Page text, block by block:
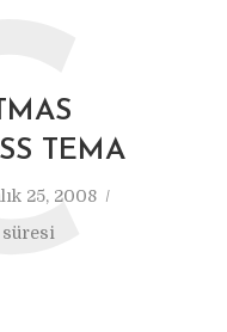
TEMA
25, 2008
süresi